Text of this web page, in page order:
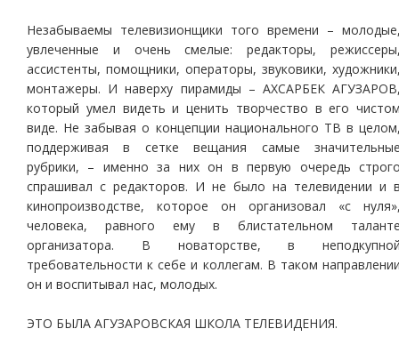
Незабываемы телевизионщики того времени –
увлеченные и очень смелые: редакторы,
ассистенты, помощники, операторы, звуковики,
монтажеры. И наверху пирамиды – АХСАРБЕК
который умел видеть и ценить творчество в его
виде. Не забывая о концепции национального ТВ в
поддерживая в сетке вещания самые
рубрики, – именно за них он в первую очередь
спрашивал с редакторов. И не было на телевидении и
кинопроизводстве, которое он организовал «с
человека, равного ему в блистательном
организатора. В новаторстве, в
требовательности к себе и коллегам. В таком
он и воспитывал нас, молодых.
ЭТО БЫЛА АГУЗАРОВСКАЯ ШКОЛА ТЕЛЕВИДЕНИЯ.